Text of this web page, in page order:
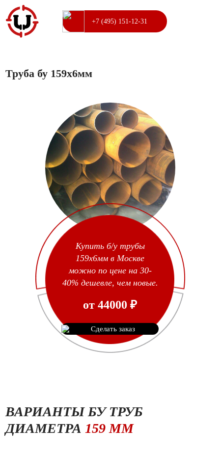
+7 (495) 151-12-31
Труба бу 159х6мм
Купить б/у трубы
159х6мм в Москве
можно по цене на 30-
40% дешевле, чем новые.
от 44000 ₽
Сделать заказ
ВАРИАНТЫ БУ ТРУБ
ДИАМЕТРА 159 ММ